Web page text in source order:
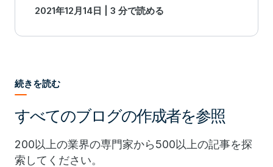
for anyone who holds it.
2021年12月14日 | 3 分で読める
続きを読む
すべてのブログの作成者を参照
200以上の業界の専門家から500以上の記事を探
索してください。